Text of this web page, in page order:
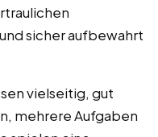
sicher aufbewahrt
vielseitig, gut
mehrere Aufgaben